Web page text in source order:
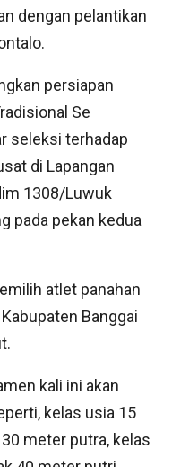
dengan pelantikan
persiapan
Se
seleksi terhadap
di Lapangan
1308/Luwuk
pada pekan kedua
atlet panahan
Banggai
kali ini akan
kelas usia 15
meter putra, kelas